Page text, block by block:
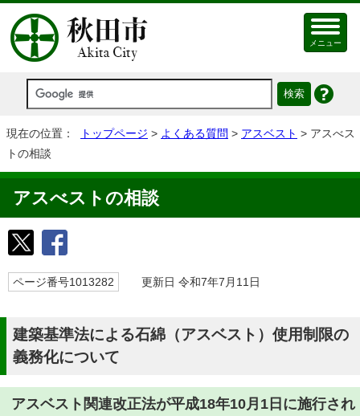
メニュー
現在の位置： トップページ > よくある質問 > アスベスト > アスべス
トの相談
アスべストの相談
ページ番号1013282 更新日 令和7年7月11日
建築基準法による石綿（アスベスト）使用制限の
義務化について
アスベスト関連改正法が平成18年10月1日に施行され